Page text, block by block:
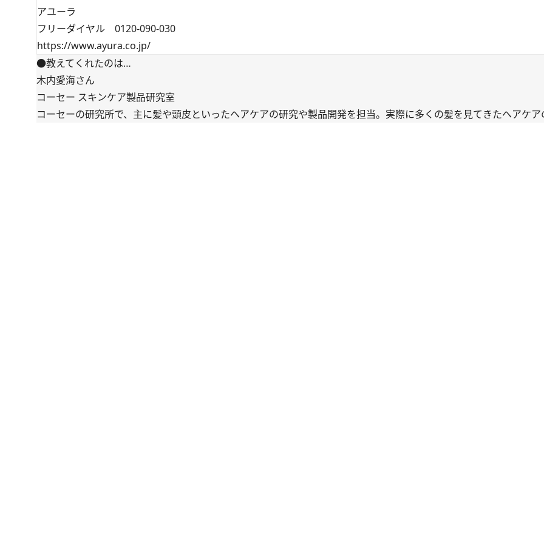
アユーラ
フリーダイヤル 0120-090-030
https://www.ayura.co.jp/
●教えてくれたのは…
木内愛海さん
コーセー スキンケア製品研究室
コーセーの研究所で、主に髪や頭皮といったヘアケアの研究や製品開発を担当。実際に多くの髪を見てきたヘアケア